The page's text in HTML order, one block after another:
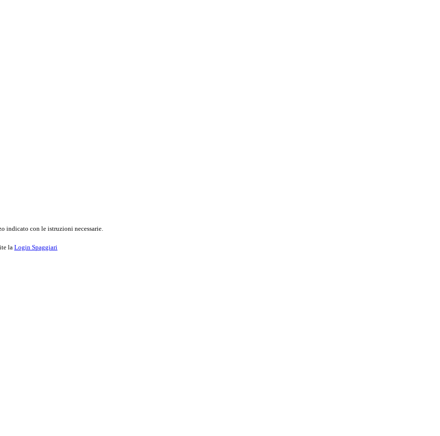
indicato con le istruzioni necessarie.
la Login Spaggiari